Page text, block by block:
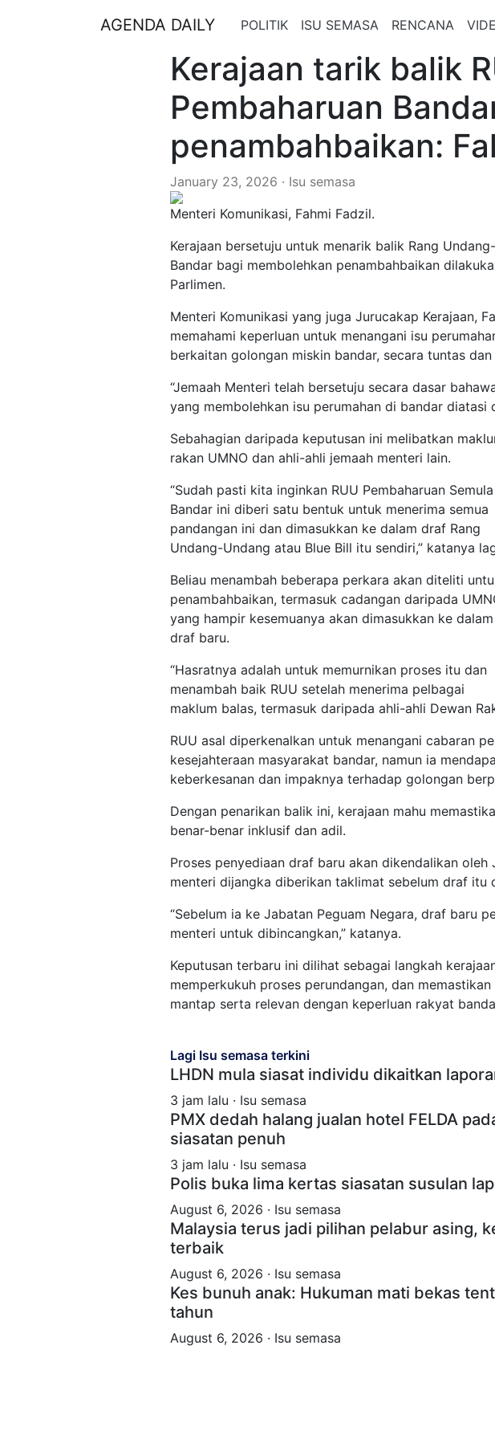
AGENDA DAILY POLITIK ISU SEMASA RENCANA
Kerajaan tarik balik
Pembaharuan
penambahbaikan:
January 23, 2026 · Isu semasa
Menteri Komunikasi, Fahmi Fadzil.
Kerajaan bersetuju untuk menarik balik Rang
Bandar bagi membolehkan penambahbaikan
Parlimen.
Menteri Komunikasi yang juga Jurucakap Kerajaan,
memahami keperluan untuk menangani isu
berkaitan golongan miskin bandar, secara tuntas dan
“Jemaah Menteri telah bersetuju secara dasar
yang membolehkan isu perumahan di bandar diatasi
Sebahagian daripada keputusan ini melibatkan
rakan UMNO dan ahli-ahli jemaah menteri lain.
“Sudah pasti kita inginkan RUU Pembaharuan Semula
Bandar ini diberi satu bentuk untuk menerima semua
pandangan ini dan dimasukkan ke dalam draf Rang
Undang-Undang atau Blue Bill itu sendiri,” katanya
Beliau menambah beberapa perkara akan diteliti
penambahbaikan, termasuk cadangan daripada
yang hampir kesemuanya akan dimasukkan ke dalam
draf baru.
“Hasratnya adalah untuk memurnikan proses itu dan
menambah baik RUU setelah menerima pelbagai
maklum balas, termasuk daripada ahli-ahli Dewan
RUU asal diperkenalkan untuk menangani cabaran
kesejahteraan masyarakat bandar, namun ia
keberkesanan dan impaknya terhadap golongan
Dengan penarikan balik ini, kerajaan mahu
benar-benar inklusif dan adil.
Proses penyediaan draf baru akan dikendalikan oleh
menteri dijangka diberikan taklimat sebelum draf itu
“Sebelum ia ke Jabatan Peguam Negara, draf baru
menteri untuk dibincangkan,” katanya.
Keputusan terbaru ini dilihat sebagai langkah
memperkukuh proses perundangan, dan
mantap serta relevan dengan keperluan rakyat
Lagi Isu semasa terkini
LHDN mula siasat individu dikaitkan
3 jam lalu · Isu semasa
PMX dedah halang jualan hotel FELDA
siasatan penuh
3 jam lalu · Isu semasa
Polis buka lima kertas siasatan susulan
August 6, 2026 · Isu semasa
Malaysia terus jadi pilihan pelabur asing,
terbaik
August 6, 2026 · Isu semasa
Kes bunuh anak: Hukuman mati bekas
tahun
August 6, 2026 · Isu semasa